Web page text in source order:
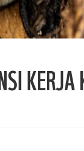
KERJA